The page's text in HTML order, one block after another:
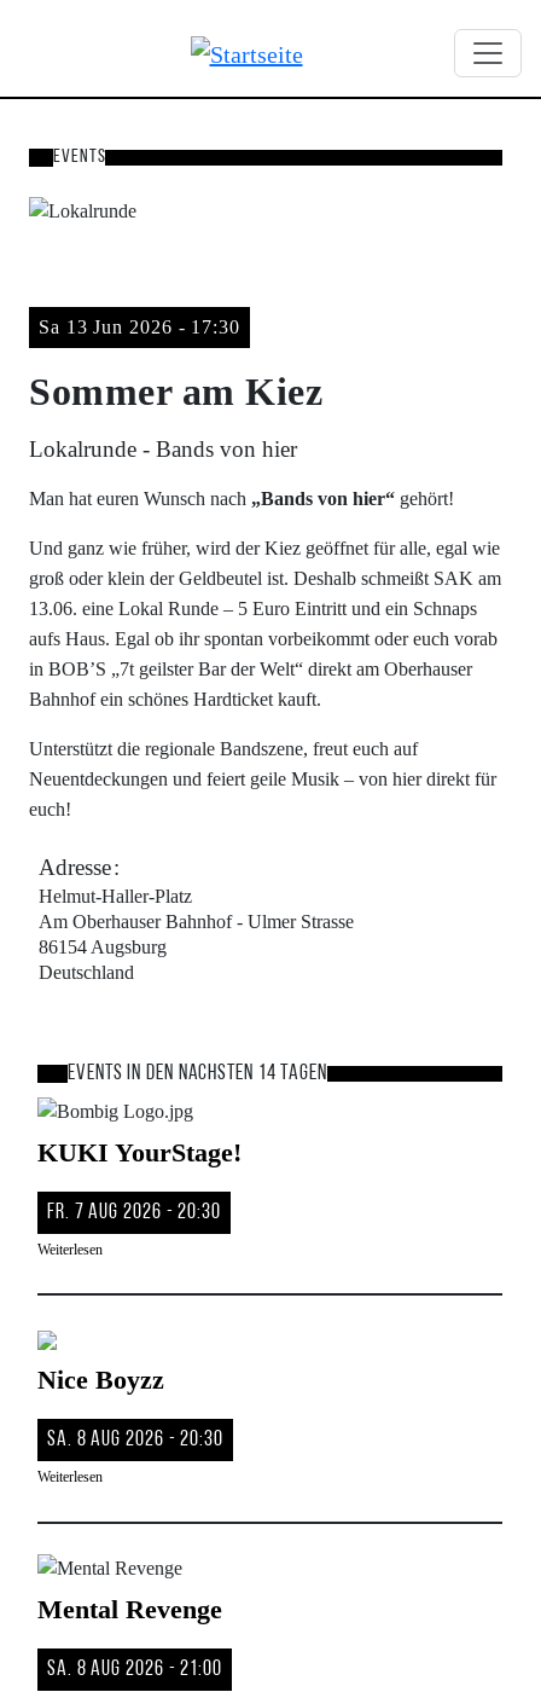
Events
Sa 13 Jun 2026 - 17:30
Sommer am Kiez
Lokalrunde - Bands von hier
Man hat euren Wunsch nach „Bands von hier“ gehört!
Und ganz wie früher, wird der Kiez geöffnet für alle, egal wie
groß oder klein der Geldbeutel ist. Deshalb schmeißt SAK am
13.06. eine Lokal Runde – 5 Euro Eintritt und ein Schnaps
aufs Haus. Egal ob ihr spontan vorbeikommt oder euch vorab
in BOB’S „7t geilster Bar der Welt“ direkt am Oberhauser
Bahnhof ein schönes Hardticket kauft.
Unterstützt die regionale Bandszene, freut euch auf
Neuentdeckungen und feiert geile Musik – von hier direkt für
euch!
Adresse
Helmut-Haller-Platz
Am Oberhauser Bahnhof - Ulmer Strasse
86154 Augsburg
Deutschland
Events in den nächsten 14 Tagen
Bild
KUKI YourStage!
Fr. 7 Aug 2026 - 20:30
Weiterlesen
Bild
Nice Boyzz
Sa. 8 Aug 2026 - 20:30
Weiterlesen
Bild
Mental Revenge
Sa. 8 Aug 2026 - 21:00